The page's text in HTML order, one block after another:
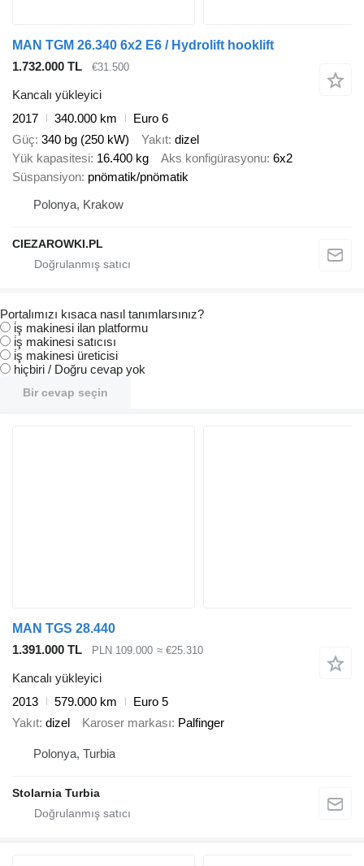
MAN TGM 26.340 6x2 E6 / Hydrolift hooklift
1.732.000 TL
€31.500
Kancalı yükleyici
2017
340.000 km
Euro 6
Güç 340 bg (250 kW) Yakıt dizel
Yük kapasitesi 16.400 kg Aks konfigürasyonu 6x2
Süspansiyon pnömatik/pnömatik
Polonya, Krakow
CIEZAROWKI.PL
Portalımızı kısaca nasıl tanımlarsınız?
i̇ş makinesi ilan platformu
i̇ş makinesi satıcısı
i̇ş makinesi üreticisi
hiçbiri / Doğru cevap yok
Bir cevap seçin
MAN TGS 28.440
1.391.000 TL
PLN 109.000 ≈ €25.310
Kancalı yükleyici
2013
579.000 km
Euro 5
Yakıt dizel Karoser markası Palfinger
Polonya, Turbia
Stolarnia Turbia